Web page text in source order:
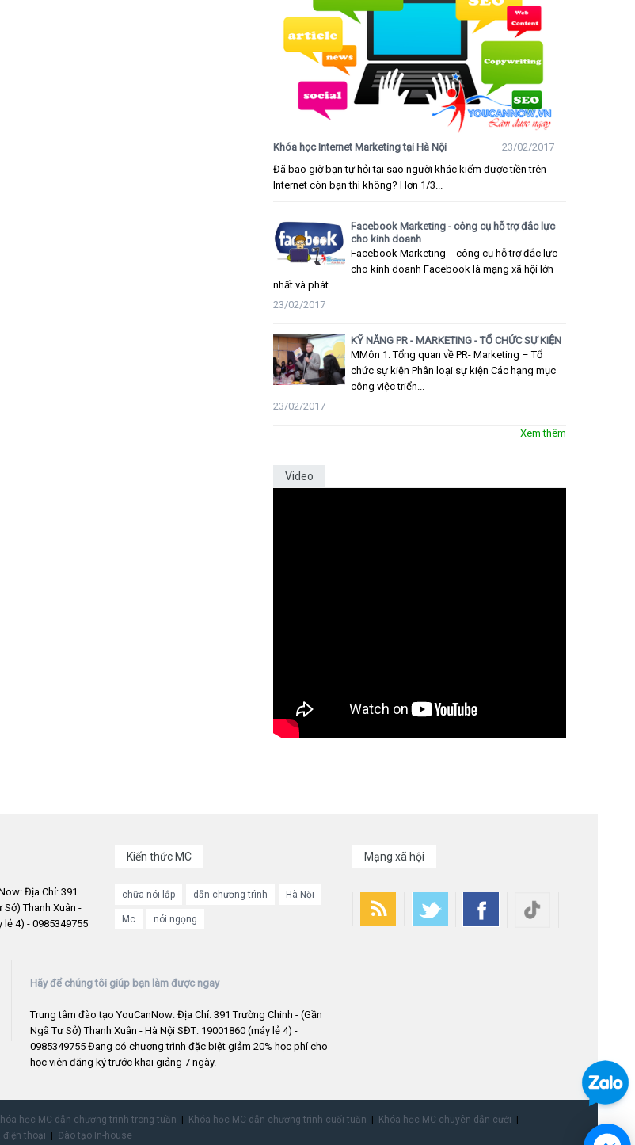
Khóa học Internet Marketing tại Hà Nội
23/02/2017
Đã bao giờ bạn tự hỏi tại sao người khác kiếm được tiền trên
Internet còn bạn thì không? Hơn 1/3...
Facebook Marketing - công cụ hỗ trợ đắc lực
cho kinh doanh
Facebook Marketing - công cụ hỗ trợ đắc lực
cho kinh doanh Facebook là mạng xã hội lớn
nhất và phát...
23/02/2017
KỸ NĂNG PR - MARKETING - TỔ CHỨC SỰ KIỆN
MMôn 1: Tổng quan về PR- Marketing – Tổ
chức sự kiện Phân loại sự kiện Các hạng mục
công việc triển...
23/02/2017
Xem thêm
Video
Địa Chỉ: 391
Sở) Thanh Xuân -
lẻ 4) - 0985349755
Kiến thức MC
chữa nói lắp dẫn chương trình Hà Nội
Mc nói ngọng
Mạng xã hội
Hãy để chúng tôi giúp bạn làm được ngay
Trung tâm đào tạo YouCanNow: Địa Chỉ: 391 Trường Chinh - (Gần
Ngã Tư Sở) Thanh Xuân - Hà Nội SĐT: 19001860 (máy lẻ 4) -
0985349755 Đang có chương trình đặc biệt giảm 20% học phí cho
học viên đăng ký trước khai giảng 7 ngày.
học MC dẫn chương trình trong tuần Khóa học MC dẫn chương trình cuối tuần
Khóa học MC chuyên dẫn cưới
điện thoại Đào tạo In-house